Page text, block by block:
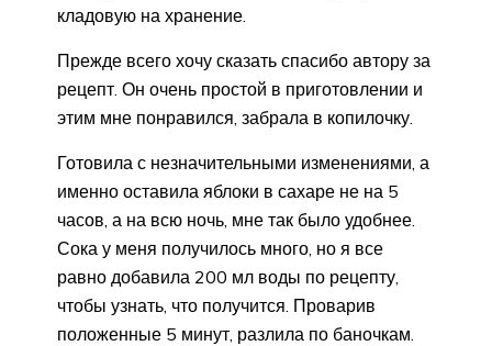
кладовую на хранение.
Прежде всего хочу сказать спасибо автору за
рецепт. Он очень простой в приготовлении и
этим мне понравился, забрала в копилочку.
Готовила с незначительными изменениями, а
именно оставила яблоки в сахаре не на 5
часов, а на всю ночь, мне так было удобнее.
Сока у меня получилось много, но я все
равно добавила 200 мл воды по рецепту,
чтобы узнать, что получится. Проварив
положенные 5 минут, разлила по баночкам.